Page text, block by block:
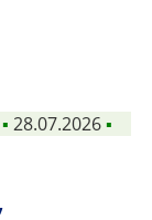
▪ 28.07.2026▪